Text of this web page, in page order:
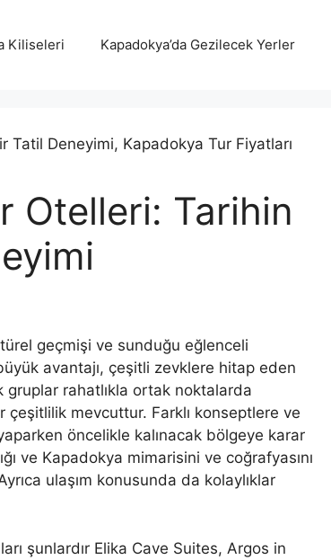
Kiliseleri Kapadokya’da Gezilecek Yerler
Otelleri: Tarihin
geçmişi ve sunduğu eğlenceli
avantajı, çeşitli zevklere hitap eden
gruplar rahatlıkla ortak noktalarda
mevcuttur. Farklı konseptlere ve
öncelikle kalınacak bölgeye karar
ve Kapadokya mimarisini ve coğrafyasını
ulaşım konusunda da kolaylıklar
şunlardır Elika Cave Suites, Argos in